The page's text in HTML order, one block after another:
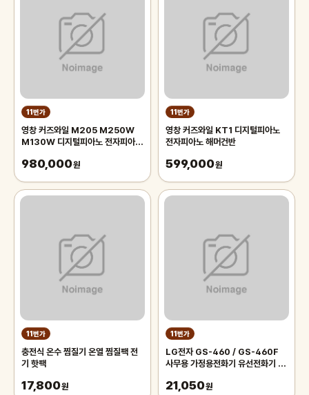
11번가
영창 커즈와일 M205 M250W
M130W 디지털피아노 전자피아노
980,000원
11번가
영창 커즈와일 KT1 디지털피아노
전자피아노 해머건반
599,000원
11번가
충전식 온수 찜질기 온열 찜질팩 전
기 핫팩
17,800원
11번가
LG전자 GS-460 / GS-460F
사무용 가정용전화기 유선전화기 모
점 )
21,050원